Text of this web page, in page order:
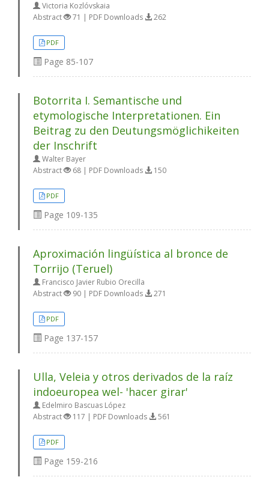
Victoria Kozlóvskaia
Abstract
71 | PDF Downloads 262
PDF
Page 85-107
Botorrita I. Semantische und
etymologische Interpretationen. Ein
Beitrag zu den Deutungsmöglichikeiten
der Inschrift
Walter Bayer
Abstract
68 | PDF Downloads 150
PDF
Page 109-135
Aproximación lingüística al bronce de
Torrijo (Teruel)
Francisco Javier Rubio Orecilla
Abstract
90 | PDF Downloads 271
PDF
Page 137-157
Ulla, Veleia y otros derivados de la raíz
indoeuropea wel- 'hacer girar'
Edelmiro Bascuas López
Abstract
117 | PDF Downloads 561
PDF
Page 159-216